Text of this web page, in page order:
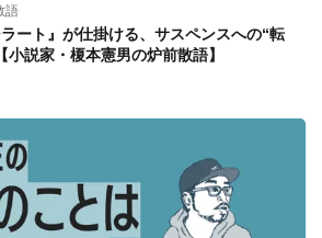
語
ート』が仕掛ける、サスペンスへの“転
説家・榎本憲男の炉前散語】